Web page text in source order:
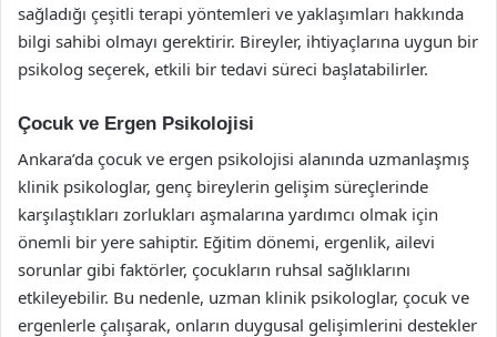
sağladığı çeşitli terapi yöntemleri ve yaklaşımları hakkında
bilgi sahibi olmayı gerektirir. Bireyler, ihtiyaçlarına uygun bir
psikolog seçerek, etkili bir tedavi süreci başlatabilirler.
Çocuk ve Ergen Psikolojisi
Ankara’da çocuk ve ergen psikolojisi alanında uzmanlaşmış
klinik psikologlar, genç bireylerin gelişim süreçlerinde
karşılaştıkları zorlukları aşmalarına yardımcı olmak için
önemli bir yere sahiptir. Eğitim dönemi, ergenlik, ailevi
sorunlar gibi faktörler, çocukların ruhsal sağlıklarını
etkileyebilir. Bu nedenle, uzman klinik psikologlar, çocuk ve
ergenlerle çalışarak, onların duygusal gelişimlerini destekler